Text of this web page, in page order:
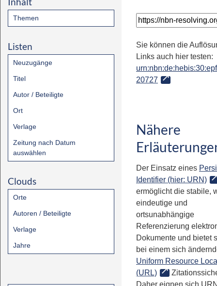
Themen
Listen
Neuzugänge
Titel
Autor / Beteiligte
Ort
Verlage
Zeitung nach Datum
auswählen
Clouds
Orte
Autoren / Beteiligte
Verlage
Jahre
Sie können die
Links auch hier testen:
20727
Nähere
Der Einsatz eines
Identifier (hier: URN)
ermöglicht die stabile,
eindeutige und
ortsunabhängige
Referenzierung
Dokumente und bietet
bei einem sich
Uniform Resource
(URL)
Daher eignen sich